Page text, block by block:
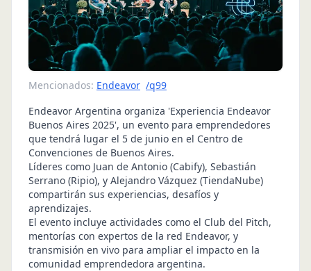
Mencionados: Endeavor /q99
Endeavor Argentina organiza 'Experiencia Endeavor
Buenos Aires 2025', un evento para emprendedores
que tendrá lugar el 5 de junio en el Centro de
Convenciones de Buenos Aires.
Líderes como Juan de Antonio (Cabify), Sebastián
Serrano (Ripio), y Alejandro Vázquez (TiendaNube)
compartirán sus experiencias, desafíos y
aprendizajes.
El evento incluye actividades como el Club del Pitch,
mentorías con expertos de la red Endeavor, y
transmisión en vivo para ampliar el impacto en la
comunidad emprendedora argentina.